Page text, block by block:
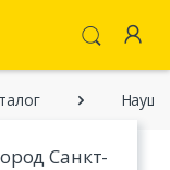
Санкт-